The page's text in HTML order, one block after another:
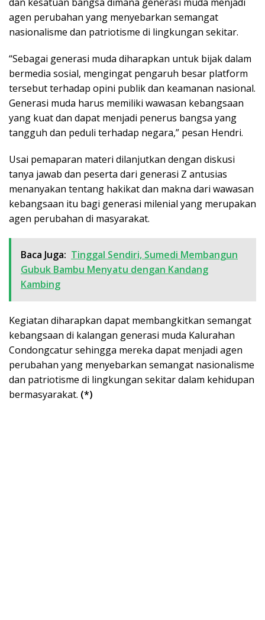
agen perubahan yang menyebarkan semangat
nasionalisme dan patriotisme di lingkungan sekitar.
“Sebagai generasi muda diharapkan untuk bijak dalam
bermedia sosial, mengingat pengaruh besar platform
tersebut terhadap opini publik dan keamanan nasional.
Generasi muda harus memiliki wawasan kebangsaan
yang kuat dan dapat menjadi penerus bangsa yang
tangguh dan peduli terhadap negara,” pesan Hendri.
Usai pemaparan materi dilanjutkan dengan diskusi
tanya jawab dan peserta dari generasi Z antusias
menanyakan tentang hakikat dan makna dari wawasan
kebangsaan itu bagi generasi milenial yang merupakan
agen perubahan di masyarakat.
Baca Juga: Tinggal Sendiri, Sumedi Membangun
Gubuk Bambu Menyatu dengan Kandang
Kambing
Kegiatan diharapkan dapat membangkitkan semangat
kebangsaan di kalangan generasi muda Kalurahan
Condongcatur sehingga mereka dapat menjadi agen
perubahan yang menyebarkan semangat nasionalisme
dan patriotisme di lingkungan sekitar dalam kehidupan
bermasyarakat. (*)